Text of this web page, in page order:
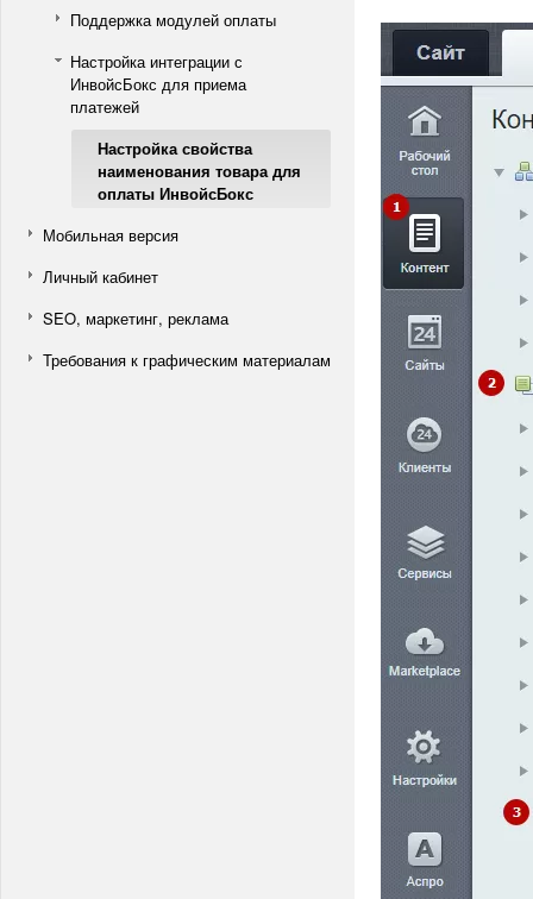
Поддержка модулей оплаты
Настройка интеграции с
ИнвойсБокс для приема
платежей
Настройка свойства
наименования товара для
оплаты ИнвойсБокс
Мобильная версия
Личный кабинет
SEO, маркетинг, реклама
Требования к графическим материалам